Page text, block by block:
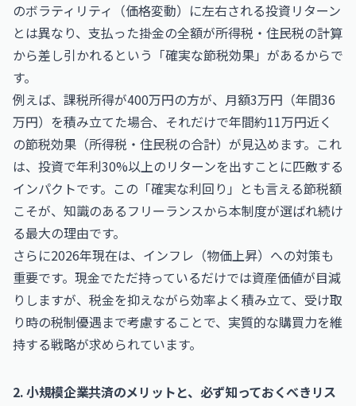
のボラティリティ（価格変動）に左右される投資リターン
とは異なり、支払った掛金の全額が所得税・住民税の計算
から差し引かれるという「確実な節税効果」があるからで
す。
例えば、課税所得が400万円の方が、月額3万円（年間36
万円）を積み立てた場合、それだけで年間約11万円近く
の節税効果（所得税・住民税の合計）が見込めます。これ
は、投資で年利30%以上のリターンを出すことに匹敵する
インパクトです。この「確実な利回り」とも言える節税額
こそが、知識のあるフリーランスから本制度が選ばれ続け
る最大の理由です。
さらに2026年現在は、インフレ（物価上昇）への対策も
重要です。現金でただ持っているだけでは資産価値が目減
りしますが、税金を抑えながら効率よく積み立て、受け取
り時の税制優遇まで考慮することで、実質的な購買力を維
持する戦略が求められています。
2. 小規模企業共済のメリットと、必ず知っておくべきリス